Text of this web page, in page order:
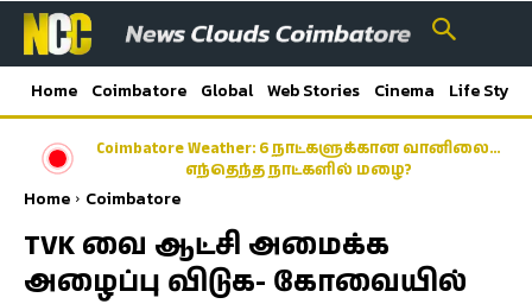
Home Coimbatore Global Web Stories Cinema Life Style
Coimbatore Weather: 6 நாட்களுக்கான வானிலை…
எந்தெந்த நாட்களில் மழை?
Home Coimbatore
TVK வை ஆட்சி அமைக்க
அழைப்பு விடுக- கோவையில்